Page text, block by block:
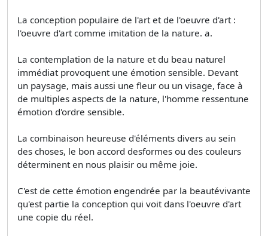
La conception populaire de l'art et de l'oeuvre d'art :
l'oeuvre d'art comme imitation de la nature. a.
La contemplation de la nature et du beau naturel
immédiat provoquent une émotion sensible. Devant
un paysage, mais aussi une fleur ou un visage, face à
de multiples aspects de la nature, l'homme ressentune
émotion d'ordre sensible.
La combinaison heureuse d'éléments divers au sein
des choses, le bon accord desformes ou des couleurs
déterminent en nous plaisir ou même joie.
C'est de cette émotion engendrée par la beautévivante
qu'est partie la conception qui voit dans l'oeuvre d'art
une copie du réel.